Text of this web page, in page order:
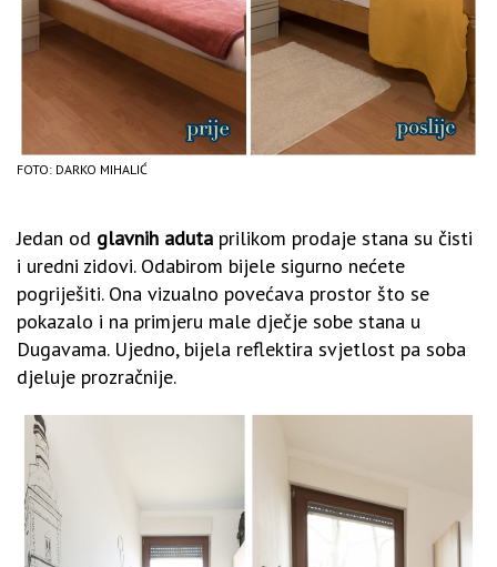
FOTO: DARKO MIHALIĆ
Jedan od glavnih aduta prilikom prodaje stana su čisti
i uredni zidovi. Odabirom bijele sigurno nećete
pogriješiti. Ona vizualno povećava prostor što se
pokazalo i na primjeru male dječje sobe stana u
Dugavama. Ujedno, bijela reflektira svjetlost pa soba
djeluje prozračnije.